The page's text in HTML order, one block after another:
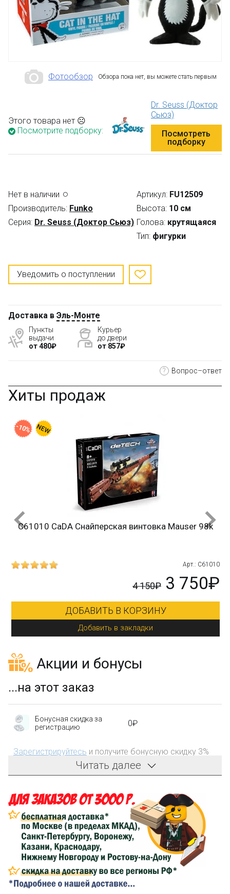
Фотообзор Обзора пока нет, вы можете стать первым
Этого товара нет ☹
Посмотрите подборку:
Dr. Seuss (Доктор
Сьюз)
Посмотреть
подборку
Нет в наличии
Производитель: Funko
Серия: Dr. Seuss (Доктор Сьюз)
Артикул: FU12509
Высота: 10 см
Голова: крутящаяся
Тип: фигурки
Уведомить о поступлении
Доставка в Эль-Монте
Пункты
выдачи
от 480₽
Курьер
до двери
от 857₽
? Вопрос–ответ
Хиты продаж
C61010 CaDA Снайперская винтовка Mauser 98k
Арт.: C61010
4 150₽ 3 750₽
ДОБАВИТЬ В КОРЗИНУ
Добавить в закладки
-10%
Акции и бонусы
...на этот заказ
Бонусная скидка за
регистрацию
0₽
Зарегистрируйтесь и получите бонусную скидку 3%
на первый заказ!
затрат на доставку
Сделайте заказ на сумму не менее 3 000₽, оплатите
его на карту Сбербанка и получите 150₽ на
компенсацию доставки.
...на следующий заказ
Читать далее